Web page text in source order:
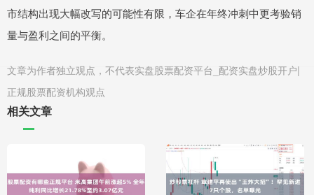
市结构出现大幅改写的可能性有限，车企在年终冲刺中更考验销
量与盈利之间的平衡。
文章为作者独立观点，不代表实盘股票配资平台_配资实盘炒股开户|
正规股票配资机构观点
相关文章